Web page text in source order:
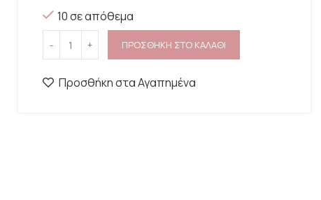
10 σε απόθεμα
ΠΡΟΣΘΗΚΗ ΣΤΟ ΚΑΛΑΘΙ
Προσθήκη στα Αγαπημένα